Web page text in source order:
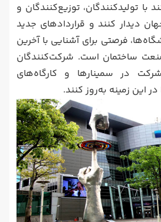
با تولیدکنندگان، توزیع‌کنندگان و
دیدار کنند و قراردادهای جدید
فرصتی برای آشنایی با آخرین
ساختمان است. شرکت‌کنندگان
در سمینارها و کارگاه‌های
این زمینه به‌روز کنند.